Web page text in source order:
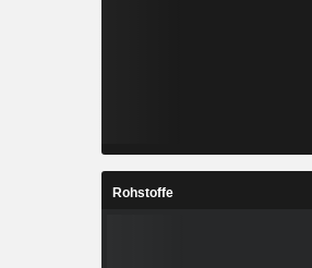
Rohstoffe